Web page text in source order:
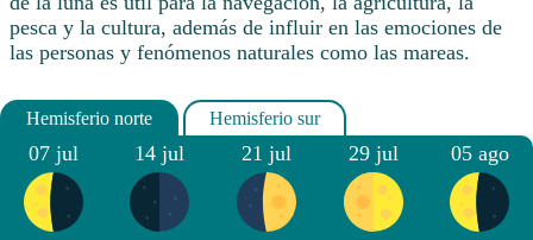
pesca y la cultura, además de influir en las emociones de
las personas y fenómenos naturales como las mareas.
07 jul 14 jul 21 jul 29 jul 05 ago